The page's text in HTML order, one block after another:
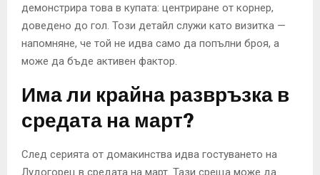
демонстрира това в купата: центриране от корнер,
доведено до гол. Този детайл служи като визитка —
напомняне, че той не идва само да попълни броя, а
може да бъде активен фактор.
Има ли крайна развръзка в
средата на март?
След серията от домакинства идва гостуването на
Лудогорец в средата на март. Тази среща може да